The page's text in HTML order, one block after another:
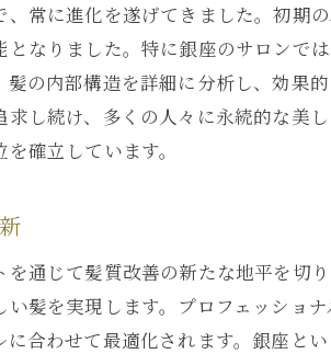
贅沢な施術が提供する心
プロフェッショナルの手
銀座ならではの豪華な髪
一度体験したら忘れられ
銀座で体感する髪質の新
メテオトリートメントで
常に進化を遂げてきました。初
なりました。特に銀座のサロンで
の内部構造を詳細に分析し、効果
し続け、多くの人々に永続的な美
確立しています。
通じて髪質改善の新たな地平を切
髪を実現します。プロフェッショ
合わせて最適化されます。銀座と